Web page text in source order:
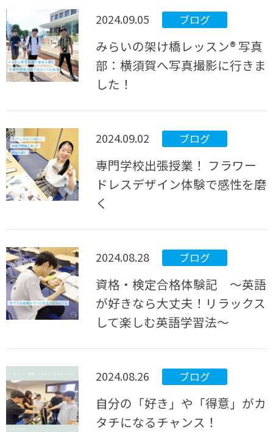
2024.09.05 ブログ
みらいの架け橋レッスン® 写真
部：横須賀へ写真撮影に行きま
した！
2024.09.02 ブログ
専門学校出張授業！ フラワー
ドレスデザイン体験で感性を磨
く
2024.08.28 ブログ
資格・検定合格体験記 ～英語
が好きなら大丈夫！リラックス
して楽しむ英語学習法～
2024.08.26 ブログ
自分の「好き」や「得意」がカ
タチになるチャンス！